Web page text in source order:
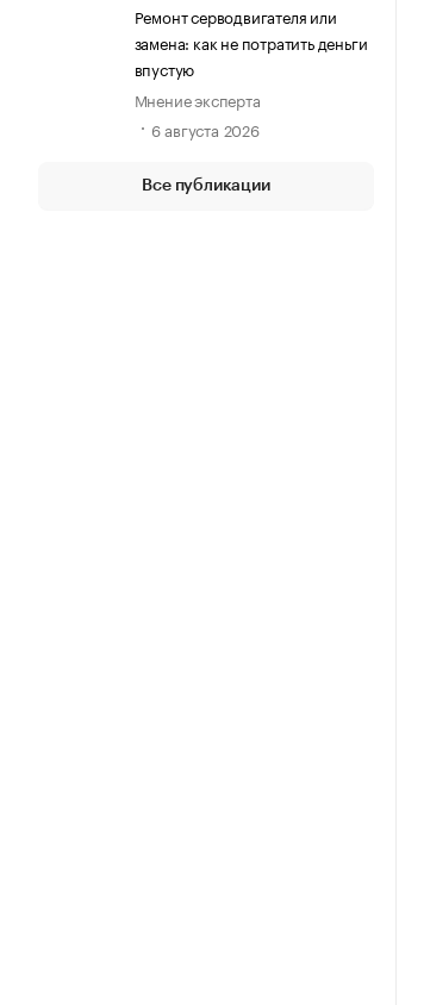
Ремонт серводвигателя или
замена: как не потратить деньги
впустую
Мнение эксперта
6 августа 2026
Все публикации